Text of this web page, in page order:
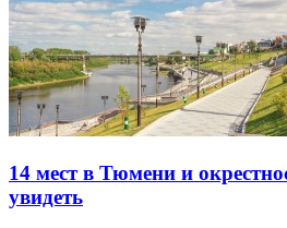
14 мест в Тюмени и
увидеть